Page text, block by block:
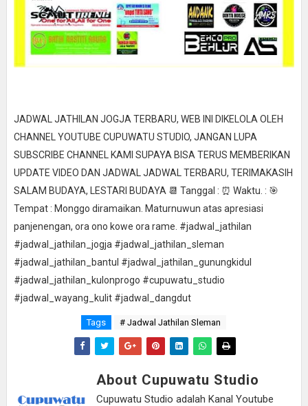
JADWAL JATHILAN JOGJA TERBARU, WEB INI DIKELOLA OLEH
CHANNEL YOUTUBE CUPUWATU STUDIO, JANGAN LUPA
SUBSCRIBE CHANNEL KAMI SUPAYA BISA TERUS MEMBERIKAN
UPDATE VIDEO DAN JADWAL JADWAL TERBARU, TERIMAKASIH
SALAM BUDAYA, LESTARI BUDAYA 📆 Tanggal : ⏰ Waktu. : 🎯
Tempat : Monggo diramaikan. Maturnuwun atas apresiasi
panjenengan, ora ono kowe ora rame. #jadwal_jathilan
#jadwal_jathilan_jogja #jadwal_jathilan_sleman
#jadwal_jathilan_bantul #jadwal_jathilan_gunungkidul
#jadwal_jathilan_kulonprogo #cupuwatu_studio
#jadwal_wayang_kulit #jadwal_dangdut
Tags # Jadwal Jathilan Sleman
About Cupuwatu Studio
Cupuwatu Studio adalah Kanal Youtube